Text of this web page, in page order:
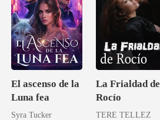
El ascenso de la
Luna fea
Syra Tucker
La Frialdad de
Rocío
TERE TELLEZ